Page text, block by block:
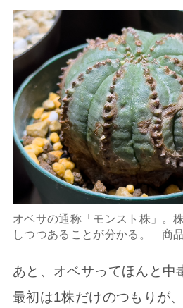
オベサの通称「モンスト株」。
しつつあることが分かる。 商
あと、オベサってほんと中
最初は1株だけのつもりが